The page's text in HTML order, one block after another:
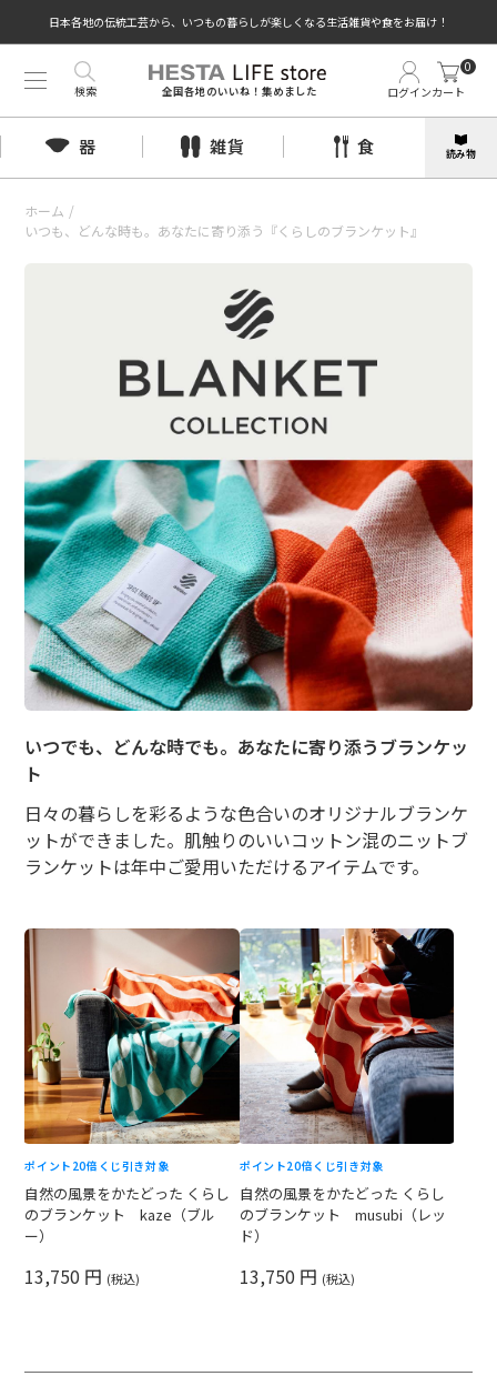
日本各地の伝統工芸から、いつもの暮らしが楽しくなる生活雑貨や食をお届け！
全国各地のいいね！集めました ログインカート
0
検索
器 雑貨 食 読み物
ホーム /
いつも、どんな時も。あなたに寄り添う『くらしのブランケット』
いつでも、どんな時でも。あなたに寄り添うブランケッ
ト
日々の暮らしを彩るような色合いのオリジナルブランケ
ットができました。肌触りのいいコットン混のニットブ
ランケットは年中ご愛用いただけるアイテムです。
ポイント20倍 くじ引き対象
自然の風景をかたどった くらし
のブランケット kaze（ブル
ー）
13,750 円 (税込)
ポイント20倍 くじ引き対象
自然の風景をかたどった くらし
のブランケット musubi（レッ
ド）
13,750 円 (税込)